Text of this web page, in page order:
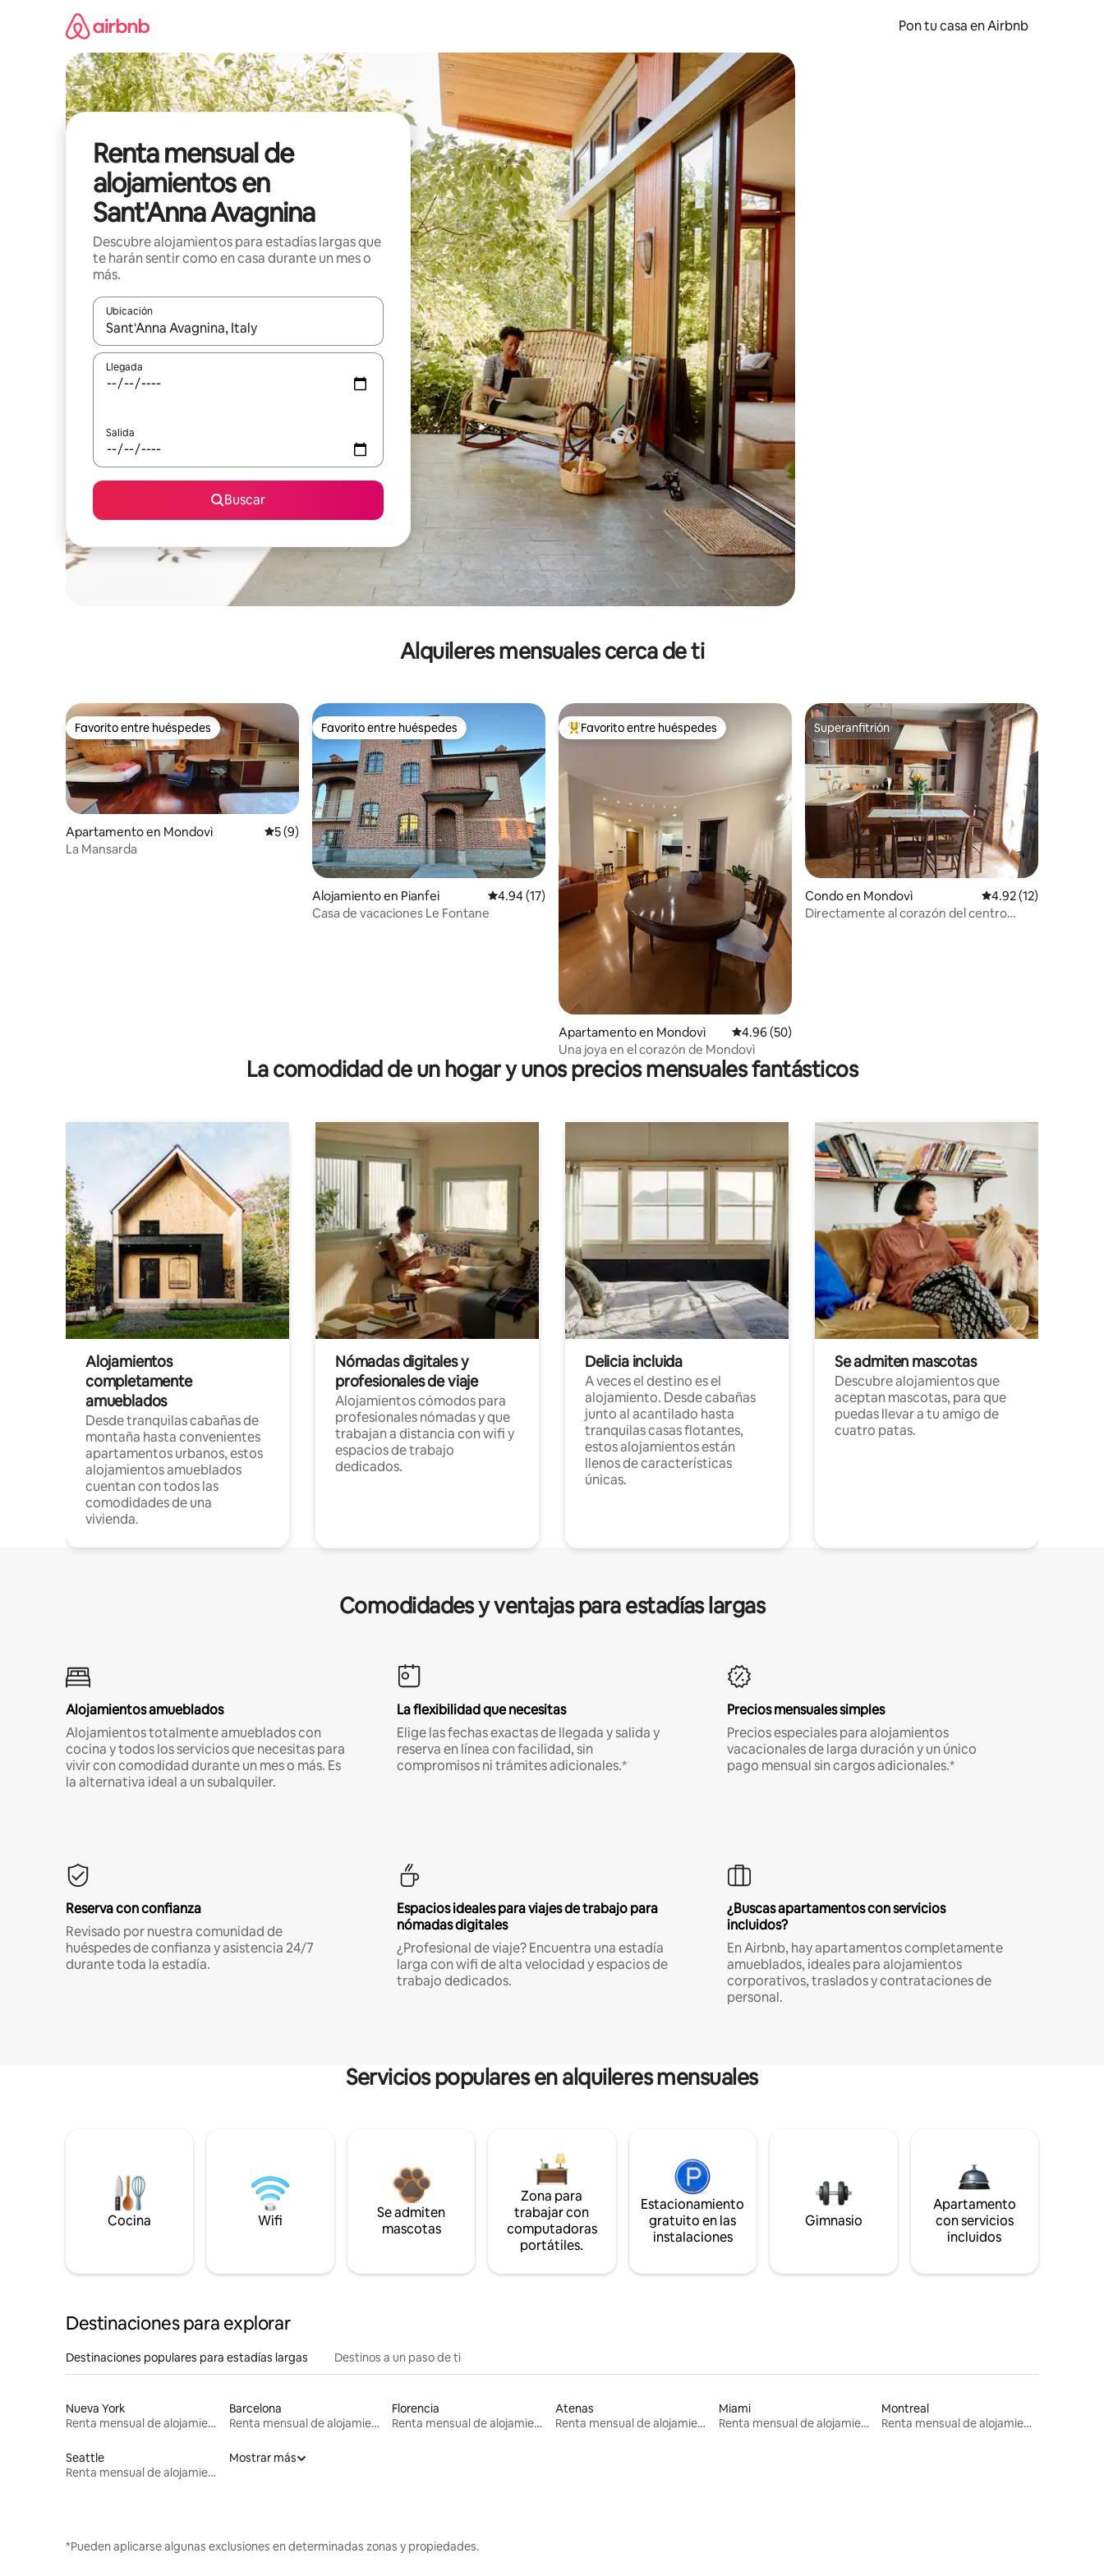
Pon tu casa en Airbnb
Renta mensual de
alojamientos en
Sant'Anna Avagnina
Descubre alojamientos para estadías largas que
te harán sentir como en casa durante un mes o
más.
Ubicación
Cuando los resultados estén disponibles, navega con las teclas de flecha hacia arriba y hacia abajo o explora con el tacto o desliza el dedo.
Llegada
Salida
Buscar
Alquileres mensuales cerca de ti
Favorito entre huéspedes
Favorito entre huéspedes
Apartamento en Mondovì Calificación promedio: 5 de 5, 9 reseñas
5 (9)
La Mansarda
Favorito entre huéspedes
Favorito entre huéspedes
Alojamiento en Pianfei Calificación promedio: 4.94 de 5, 17 reseñas
4.94 (17)
Casa de vacaciones Le Fontane
Favorito entre huéspedes preferido
Favorito entre huéspedes
Apartamento en Mondovì Calificación promedio: 4.96 de 5, 50 reseñas
4.96 (50)
Una joya en el corazón de Mondovì
Superanfitrión
Superanfitrión
Condo en Mondovì Calificación
4.92 (12)
Directamente al corazón del centro
La comodidad de un hogar y unos precios mensuales fantásticos
Alojamientos
completamente
amueblados
Desde tranquilas cabañas de
montaña hasta convenientes
apartamentos urbanos, estos
alojamientos amueblados
cuentan con todos las
comodidades de una
vivienda.
Nómadas digitales y
profesionales de viaje
Alojamientos cómodos para
profesionales nómadas y que
trabajan a distancia con wifi y
espacios de trabajo
dedicados.
Delicia incluida
A veces el destino es el
alojamiento. Desde cabañas
junto al acantilado hasta
tranquilas casas flotantes,
estos alojamientos están
llenos de características
únicas.
Se admiten mascotas
Descubre alojamientos que
aceptan mascotas, para que
puedas llevar a tu amigo de
cuatro patas.
Comodidades y ventajas para estadías largas
Alojamientos amueblados
Alojamientos totalmente amueblados con
cocina y todos los servicios que necesitas para
vivir con comodidad durante un mes o más. Es
la alternativa ideal a un subalquiler.
La flexibilidad que necesitas
Elige las fechas exactas de llegada y salida y
reserva en línea con facilidad, sin
compromisos ni trámites adicionales.*
Precios mensuales simples
Precios especiales para alojamientos
vacacionales de larga duración y un único
pago mensual sin cargos adicionales.*
Reserva con confianza
Revisado por nuestra comunidad de
huéspedes de confianza y asistencia 24/7
durante toda la estadía.
Espacios ideales para viajes de trabajo para
nómadas digitales
¿Profesional de viaje? Encuentra una estadía
larga con wifi de alta velocidad y espacios de
trabajo dedicados.
¿Buscas apartamentos con servicios
incluidos?
En Airbnb, hay apartamentos completamente
amueblados, ideales para alojamientos
corporativos, traslados y contrataciones de
personal.
Servicios populares en alquileres mensuales
Cocina Wifi
Se admiten
mascotas
Zona para
trabajar con
computadoras
portátiles.
Estacionamiento
gratuito en las
instalaciones
Gimnasio
Apartamento
con servicios
incluidos
Destinaciones para explorar
Destinaciones populares para estadías largas Destinos a un paso de ti
Nueva York
Renta mensual de alojamientos
Barcelona
Renta mensual de alojamientos
Florencia
Renta mensual de alojamientos
Atenas
Renta mensual de alojamientos
Miami
Renta mensual de alojamientos
Montreal
Renta mensual de alojamientos
Seattle
Renta mensual de alojamientos
Mostrar más
*Pueden aplicarse algunas exclusiones en determinadas zonas y propiedades.